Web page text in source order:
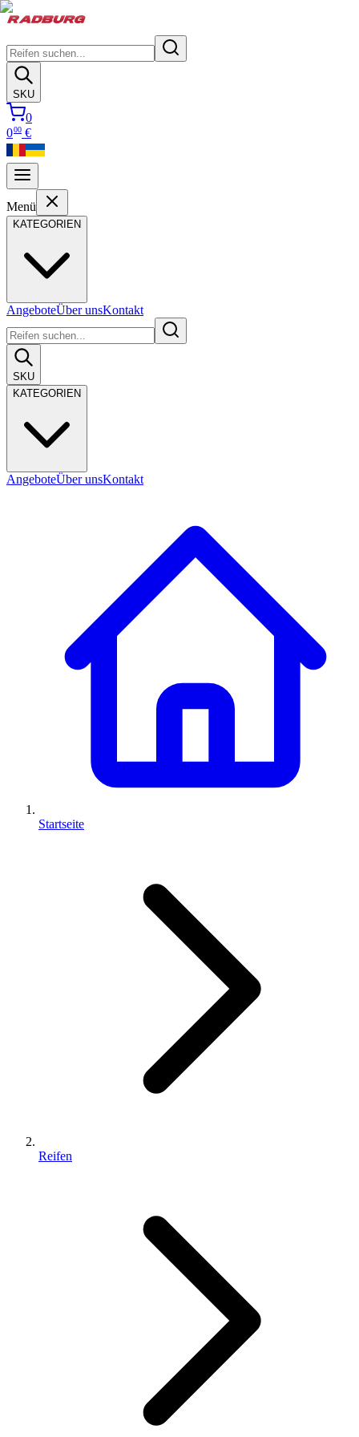
SKU
0
000 €
Menü
KATEGORIEN
AngeboteÜber unsKontakt
SKU
KATEGORIEN
AngeboteÜber unsKontakt
Startseite
Reifen